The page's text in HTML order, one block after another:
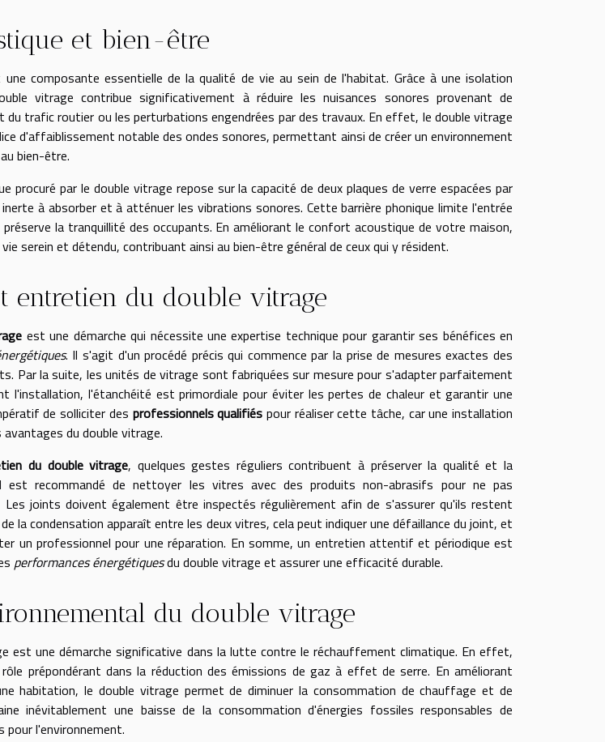
et bien-être
composante essentielle de la qualité de vie au sein de l'habitat. Grâce à une isolation
vitrage contribue significativement à réduire les nuisances sonores provenant de
du trafic routier ou les perturbations engendrées par des travaux. En effet, le double vitrage
d'affaiblissement notable des ondes sonores, permettant ainsi de créer un environnement
bien-être.
procuré par le double vitrage repose sur la capacité de deux plaques de verre espacées par
à absorber et à atténuer les vibrations sonores. Cette barrière phonique limite l'entrée
la tranquillité des occupants. En améliorant le confort acoustique de votre maison,
serein et détendu, contribuant ainsi au bien-être général de ceux qui y résident.
entretien du double vitrage
est une démarche qui nécessite une expertise technique pour garantir ses bénéfices en
. Il s'agit d'un procédé précis qui commence par la prise de mesures exactes des
Par la suite, les unités de vitrage sont fabriquées sur mesure pour s'adapter parfaitement
l'installation, l'étanchéité est primordiale pour éviter les pertes de chaleur et garantir une
de solliciter des professionnels qualifiés pour réaliser cette tâche, car une installation
du double vitrage.
du double vitrage, quelques gestes réguliers contribuent à préserver la qualité et la
recommandé de nettoyer les vitres avec des produits non-abrasifs pour ne pas
Les joints doivent également être inspectés régulièrement afin de s'assurer qu'ils restent
la condensation apparaît entre les deux vitres, cela peut indiquer une défaillance du joint, et
un professionnel pour une réparation. En somme, un entretien attentif et périodique est
performances énergétiquesdu double vitrage et assurer une efficacité durable.
du double vitrage
est une démarche significative dans la lutte contre le réchauffement climatique. En effet,
prépondérant dans la réduction des émissions de gaz à effet de serre. En améliorant
habitation, le double vitrage permet de diminuer la consommation de chauffage et de
inévitablement une baisse de la consommation d'énergies fossiles responsables de
pour l'environnement.